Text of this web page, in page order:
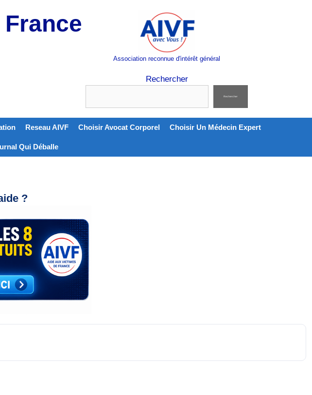
Association reconnue d'intérêt général
Rechercher
Rechercher
Reseau AIVF Choisir Avocat Corporel Choisir Un Médecin Expert
Qui Déballe
?